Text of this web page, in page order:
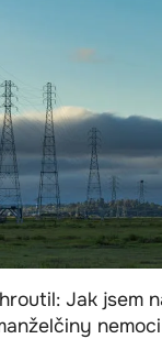
Jak jsem
nemoci